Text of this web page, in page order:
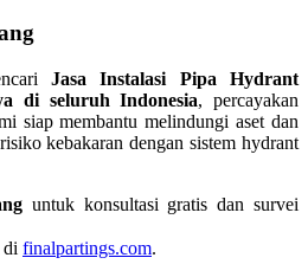
Jasa Instalasi Pipa Hydrant
di seluruh Indonesia, percayakan
siap membantu melindungi aset dan
kebakaran dengan sistem hydrant
untuk konsultasi gratis dan survei
di finalpartings.com.